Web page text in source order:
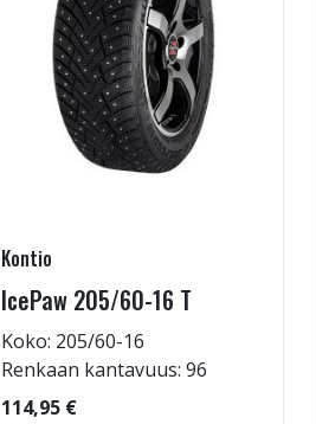
Kontio
IcePaw 205/60-16 T
Koko: 205/60-16
Renkaan kantavuus: 96
114,95 €